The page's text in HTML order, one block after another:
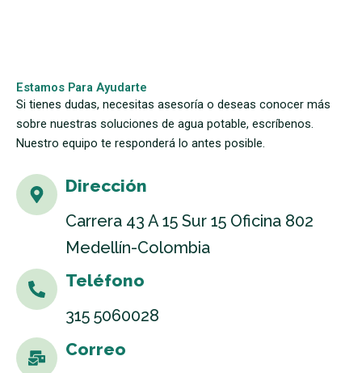
Estamos Para Ayudarte
Si tienes dudas, necesitas asesoría o deseas conocer más
sobre nuestras soluciones de agua potable, escríbenos.
Nuestro equipo te responderá lo antes posible.
Dirección
Carrera 43 A 15 Sur 15 Oficina 802
Medellín-Colombia
Teléfono
315 5060028
Correo